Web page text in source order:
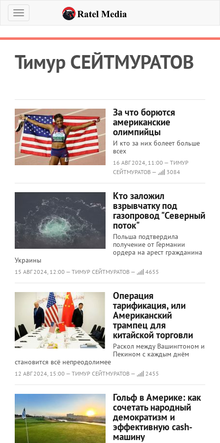
Меню
Тимур СЕЙТМУРАТОВ
За что борются
американские
олимпийцы
И кто за них болеет больше
всех
16 АВГ 2024, 11:00 — ТИМУР
СЕЙТМУРАТОВ —
3084
Кто заложил
взрывчатку под
газопровод "Северный
поток"
Польша подтвердила
получение от Германии
ордера на арест гражданина
Украины
15 АВГ 2024, 12:00 — ТИМУР СЕЙТМУРАТОВ — 4655
Операция
тарификация, или
Американский
трампец для
китайской торговли
Раскол между Вашингтоном и
Пекином с каждым днём
становится всё непреодолимее
12 АВГ 2024, 15:00 — ТИМУР СЕЙТМУРАТОВ — 2455
Гольф в Америке: как
сочетать народный
демократизм и
эффективную cash-
машину